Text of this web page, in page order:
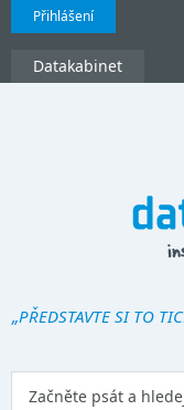
Přihlášení
Datakabinet
„PŘEDSTAVTE SI TO